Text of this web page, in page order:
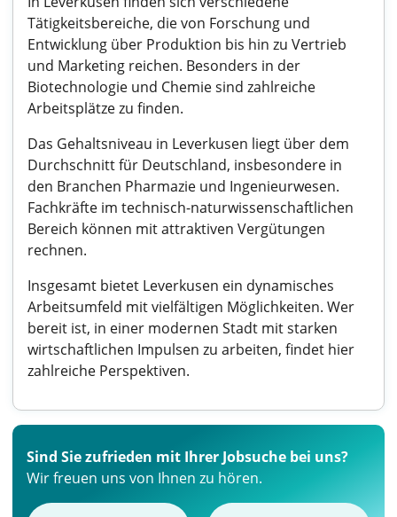
Tätigkeitsbereiche, die von Forschung und
Entwicklung über Produktion bis hin zu Vertrieb
und Marketing reichen. Besonders in der
Biotechnologie und Chemie sind zahlreiche
Arbeitsplätze zu finden.
Das Gehaltsniveau in Leverkusen liegt über dem
Durchschnitt für Deutschland, insbesondere in
den Branchen Pharmazie und Ingenieurwesen.
Fachkräfte im technisch-naturwissenschaftlichen
Bereich können mit attraktiven Vergütungen
rechnen.
Insgesamt bietet Leverkusen ein dynamisches
Arbeitsumfeld mit vielfältigen Möglichkeiten. Wer
bereit ist, in einer modernen Stadt mit starken
wirtschaftlichen Impulsen zu arbeiten, findet hier
zahlreiche Perspektiven.
Sind Sie zufrieden mit Ihrer Jobsuche bei uns?
Wir freuen uns von Ihnen zu hören.